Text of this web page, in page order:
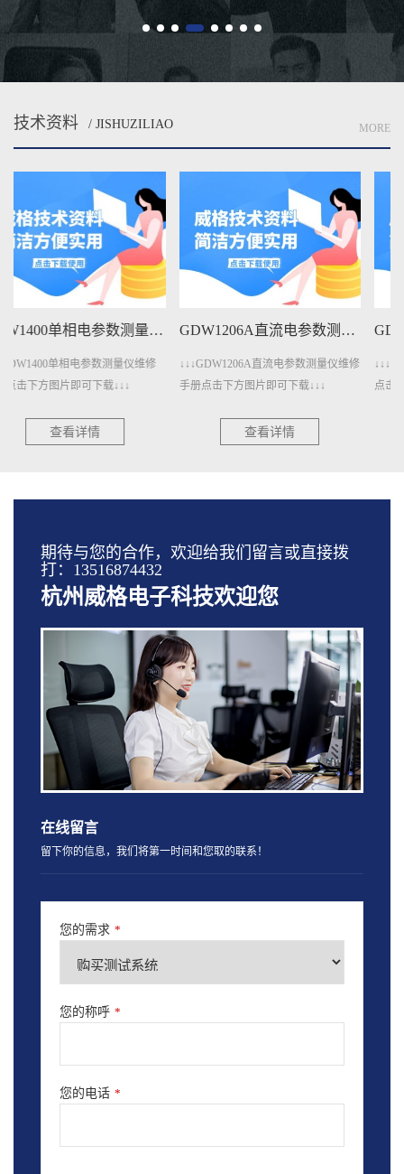
求...
技术资料 / JISHUZILIAO MORE
GDW1206A直流电参数测量仪维修手册下载
↓↓↓GDW1206A直流电参数测量仪维修
手册点击下方图片即可下载↓↓↓
查看详情
GDW401A变压器测量仪维修手册下载
↓↓↓GDW401A变压器测量仪维修手册
点击下方图片即可下载↓↓↓
查看详情
期待与您的合作，欢迎给我们留言或直接拨
打：13516874432
杭州威格电子科技欢迎您
在线留言
留下你的信息，我们将第一时间和您取的联系！
您的需求 *
您的称呼 *
您的电话 *